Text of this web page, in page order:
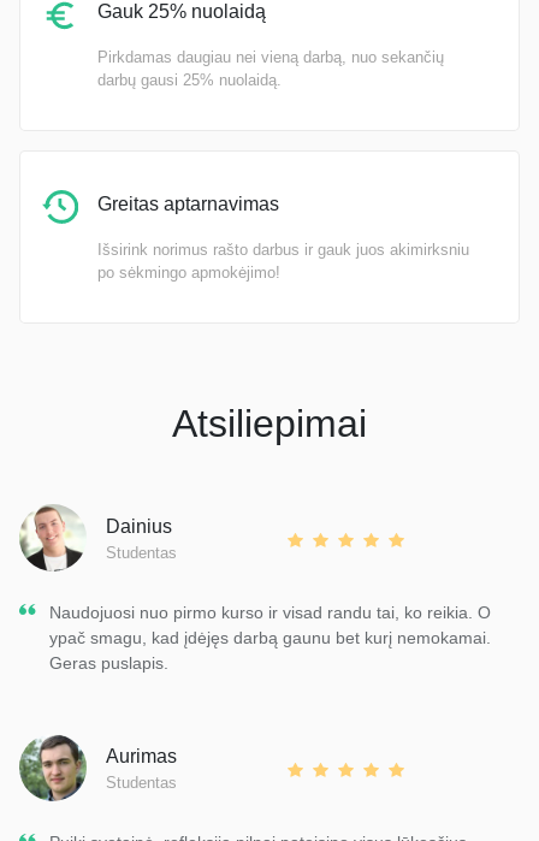
Gauk 25% nuolaidą
Pirkdamas daugiau nei vieną darbą, nuo sekančių
darbų gausi 25% nuolaidą.
Greitas aptarnavimas
Išsirink norimus rašto darbus ir gauk juos akimirksniu
po sėkmingo apmokėjimo!
Atsiliepimai
Dainius
Studentas
Naudojuosi nuo pirmo kurso ir visad randu tai, ko reikia. O
ypač smagu, kad įdėjęs darbą gaunu bet kurį nemokamai.
Geras puslapis.
Aurimas
Studentas